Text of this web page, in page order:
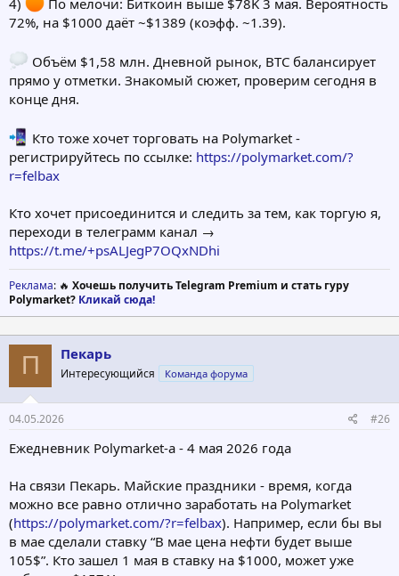
72%, на $1000 даёт ~$1389 (коэфф. ~1.39).
Объём $1,58 млн. Дневной рынок, BTC балансирует
прямо у отметки. Знакомый сюжет, проверим сегодня в
конце дня.
Кто тоже хочет торговать на Polymarket -
регистрируйтесь по ссылке: https://polymarket.com/?
r=felbax
Кто хочет присоединится и следить за тем, как торгую я,
переходи в телеграмм канал →
https://t.me/+psALJegP7OQxNDhi
Реклама: 🔥 Хочешь получить Telegram Premium и стать гуру
Polymarket? Кликай сюда!
П Пекарь
Интересующийся Команда форума
04.05.2026 #26
Ежедневник Polymarket-а - 4 мая 2026 года
На связи Пекарь. Майские праздники - время, когда
можно все равно отлично заработать на Polymarket
(https://polymarket.com/?r=felbax). Например, если бы вы
в мае сделали ставку “В мае цена нефти будет выше
105$”. Кто зашел 1 мая в ставку на $1000, может уже